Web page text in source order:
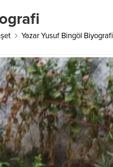
Yazar Yusuf Bingöl Biyografi